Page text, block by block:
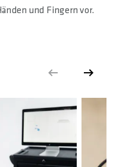
und Fingern vor.